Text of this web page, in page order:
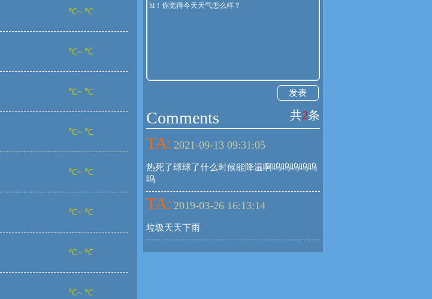
℃~ ℃
℃~ ℃
℃~ ℃
℃~ ℃
℃~ ℃
℃~ ℃
℃~ ℃
℃~ ℃
发表
Comments 共2条
TA: 2021-09-13 09:31:05
热死了球球了什么时候能降温啊呜呜呜呜呜
呜
TA: 2019-03-26 16:13:14
垃圾天天下雨